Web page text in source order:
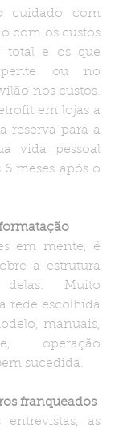
cuidado com
com os custos
total e os que
ou no
nos custos.
em lojas a
reserva para a
vida pessoal
meses após o
em mente, é
a estrutura
Muito
rede escolhida
manuais,
operação
sucedida.
franqueados
entrevistas, as